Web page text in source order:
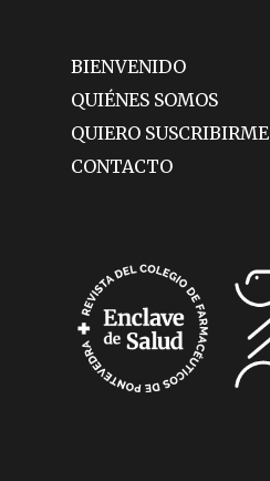
BIENVENIDO
QUIÉNES SOMOS
QUIERO SUSCRIBIRME
CONTACTO